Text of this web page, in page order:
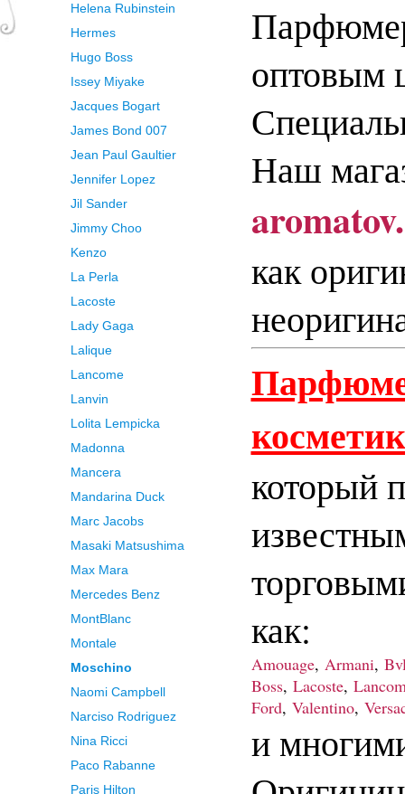
Helena Rubinstein
Hermes
Hugo Boss
Issey Miyake
Jacques Bogart
James Bond 007
Jean Paul Gaultier
Jennifer Lopez
Jil Sander
Jimmy Choo
Kenzo
La Perla
Lacoste
Lady Gaga
Lalique
Lancome
Lanvin
Lolita Lempicka
Madonna
Mancera
Mandarina Duck
Marc Jacobs
Masaki Matsushima
Max Mara
Mercedes Benz
MontBlanc
Montale
Moschino
Naomi Campbell
Narciso Rodriguez
Nina Ricci
Paco Rabanne
Paris Hilton
оптовым
Наш
как
который
как:
Amouage, Armani,
Boss, Lacoste,
Ford, Valentino,
и